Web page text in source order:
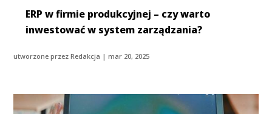
ERP w firmie produkcyjnej – czy warto
inwestować w system zarządzania?
utworzone przezRedakcja |mar 20, 2025